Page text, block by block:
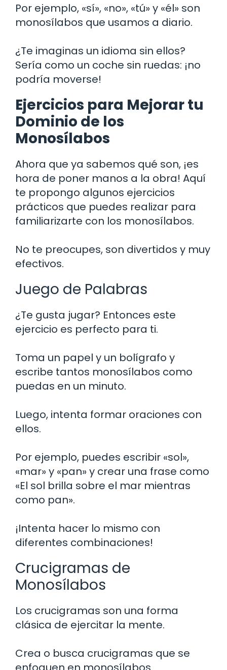
Por ejemplo, «sí», «no», «tú» y «él» son
monosílabos que usamos a diario.
¿Te imaginas un idioma sin ellos?
Sería como un coche sin ruedas: ¡no
podría moverse!
Ejercicios para Mejorar tu
Dominio de los
Monosílabos
Ahora que ya sabemos qué son, ¡es
hora de poner manos a la obra! Aquí
te propongo algunos ejercicios
prácticos que puedes realizar para
familiarizarte con los monosílabos.
No te preocupes, son divertidos y muy
efectivos.
Juego de Palabras
¿Te gusta jugar? Entonces este
ejercicio es perfecto para ti.
Toma un papel y un bolígrafo y
escribe tantos monosílabos como
puedas en un minuto.
Luego, intenta formar oraciones con
ellos.
Por ejemplo, puedes escribir «sol»,
«mar» y «pan» y crear una frase como
«El sol brilla sobre el mar mientras
como pan».
¡Intenta hacer lo mismo con
diferentes combinaciones!
Crucigramas de
Monosílabos
Los crucigramas son una forma
clásica de ejercitar la mente.
Crea o busca crucigramas que se